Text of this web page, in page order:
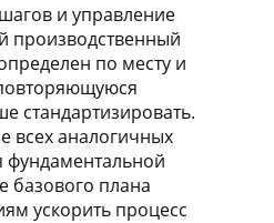
и управление
производственный
по месту и
стандартизировать.
всех аналогичных
фундаментальной
базового плана
ускорить процесс